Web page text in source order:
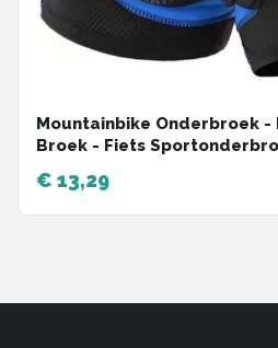
Mountainbike Onderbroek -
Broek - Fiets
Onderbroek met Zeem -
€ 13,29